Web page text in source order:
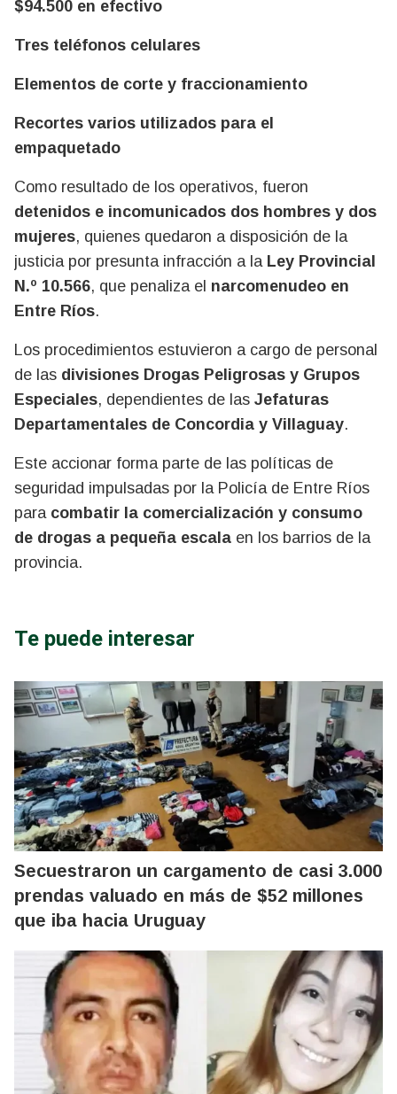
$94.500 en efectivo
Tres teléfonos celulares
Elementos de corte y fraccionamiento
Recortes varios utilizados para el
empaquetado
Como resultado de los operativos, fueron
detenidos e incomunicados dos hombres y dos
mujeres, quienes quedaron a disposición de la
justicia por presunta infracción a la Ley Provincial
N.º 10.566, que penaliza el narcomenudeo en
Entre Ríos.
Los procedimientos estuvieron a cargo de personal
de las divisiones Drogas Peligrosas y Grupos
Especiales, dependientes de las Jefaturas
Departamentales de Concordia y Villaguay.
Este accionar forma parte de las políticas de
seguridad impulsadas por la Policía de Entre Ríos
para combatir la comercialización y consumo
de drogas a pequeña escala en los barrios de la
provincia.
Te puede interesar
Secuestraron un cargamento de casi 3.000
prendas valuado en más de $52 millones
que iba hacia Uruguay